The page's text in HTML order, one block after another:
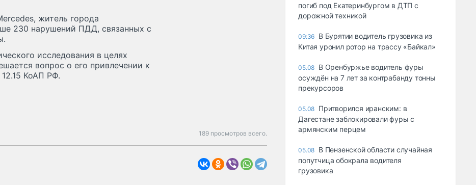
житель города
230 нарушений ПДД, связанных с
исследования в целях
вопрос о его привлечении к
КоАП РФ.
189 просмотров всего.
погиб под Екатеринбургом в ДТП с
дорожной техникой
09:36 В Бурятии водитель грузовика из
Китая уронил ротор на трассу «Байкал»
05.08 В Оренбуржье водитель фуры
осуждён на 7 лет за контрабанду тонны
прекурсоров
05.08 Притворился иранским: в
Дагестане заблокировали фуры с
армянским перцем
05.08 В Пензенской области случайная
попутчица обокрала водителя
грузовика